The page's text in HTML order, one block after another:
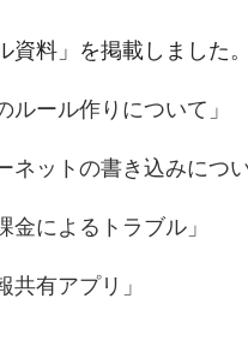
資料」を掲載しました
ルール作りについて」
ネットの書き込みについ
金によるトラブル」
共有アプリ」